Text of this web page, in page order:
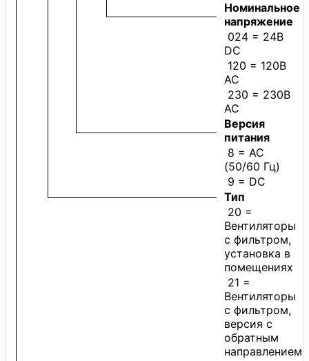
Номинальное
напряжение
024 = 24В
DC
120 = 120В
AC
230 = 230В
AC
Версия
питания
8 = AC
(50/60 Гц)
9 = DC
Тип
20 =
Вентиляторы
с фильтром,
установка в
помещениях
21 =
Вентиляторы
с фильтром,
версия с
обратным
направлением